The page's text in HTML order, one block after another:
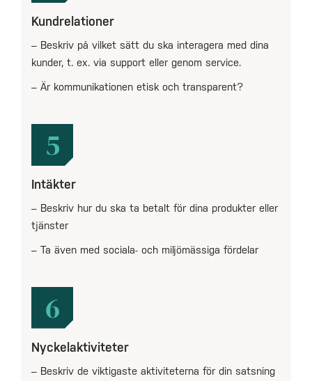
Kundrelationer
– Beskriv på vilket sätt du ska interagera med dina
kunder, t. ex. via support eller genom service.
– Är kommunikationen etisk och transparent?
5
Intäkter
– Beskriv hur du ska ta betalt för dina produkter eller
tjänster
– Ta även med sociala- och miljömässiga fördelar
6
Nyckelaktiviteter
– Beskriv de viktigaste aktiviteterna för din satsning